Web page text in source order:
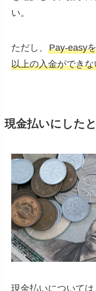
い。
ただし、Pay-easy
以上の入金ができな
現金払いにした
現金払いについて